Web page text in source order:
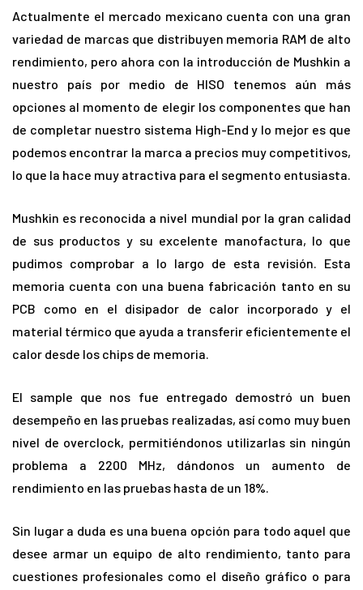
Actualmente el mercado mexicano cuenta con una gran
variedad de marcas que distribuyen memoria RAM de alto
rendimiento, pero ahora con la introducción de Mushkin a
nuestro país por medio de HISO tenemos aún más
opciones al momento de elegir los componentes que han
de completar nuestro sistema High-End y lo mejor es que
podemos encontrar la marca a precios muy competitivos,
lo que la hace muy atractiva para el segmento entusiasta.
Mushkin es reconocida a nivel mundial por la gran calidad
de sus productos y su excelente manofactura, lo que
pudimos comprobar a lo largo de esta revisión. Esta
memoria cuenta con una buena fabricación tanto en su
PCB como en el disipador de calor incorporado y el
material térmico que ayuda a transferir eficientemente el
calor desde los chips de memoria.
El sample que nos fue entregado demostró un buen
desempeño en las pruebas realizadas, así como muy buen
nivel de overclock, permitiéndonos utilizarlas sin ningún
problema a 2200 MHz, dándonos un aumento de
rendimiento en las pruebas hasta de un 18%.
Sin lugar a duda es una buena opción para todo aquel que
desee armar un equipo de alto rendimiento, tanto para
cuestiones profesionales como el diseño gráfico o para